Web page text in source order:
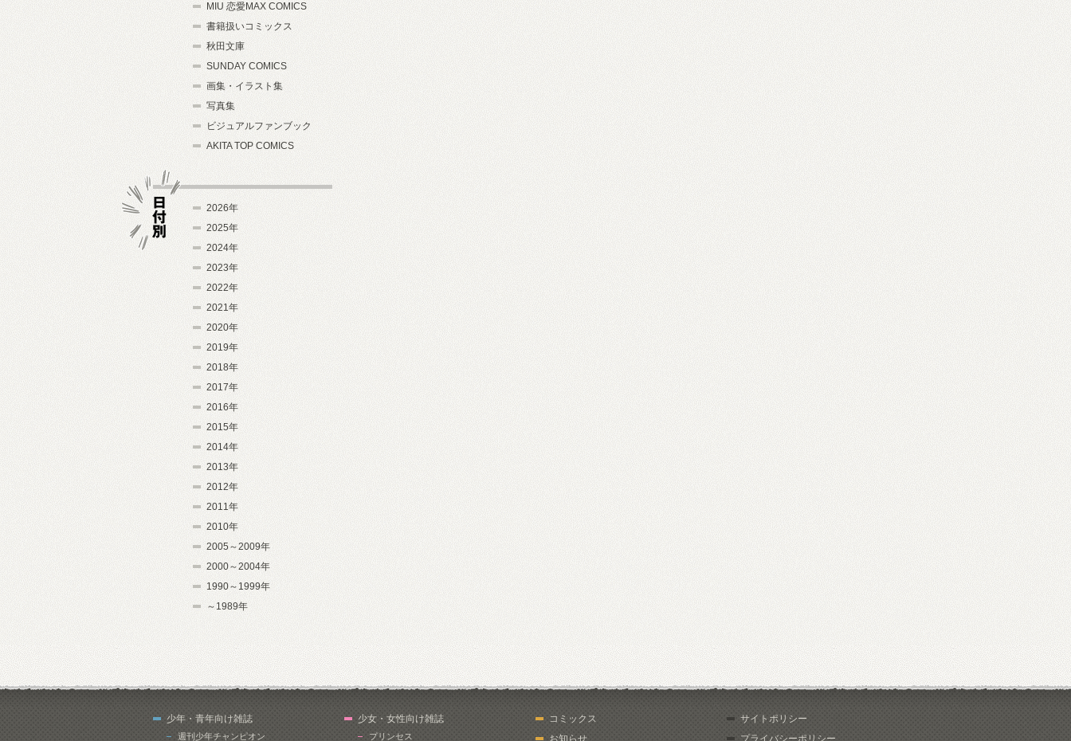
MIU 恋愛MAX COMICS
書籍扱いコミックス
秋田文庫
SUNDAY COMICS
画集・イラスト集
写真集
ビジュアルファンブック
AKITA TOP COMICS
2026年
2025年
2024年
2023年
2022年
2021年
2020年
2019年
2018年
2017年
2016年
2015年
2014年
2013年
2012年
2011年
2010年
2005～2009年
2000～2004年
1990～1999年
～1989年
少年・青年向け雑誌
週刊少年チャンピオン
少女・女性向け雑誌
プリンセス
コミックス
お知らせ
サイトポリシー
プライバシーポリシー